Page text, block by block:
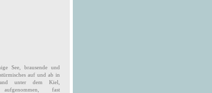
See, brausende und
auf und ab in
unter dem Kiel,
fast